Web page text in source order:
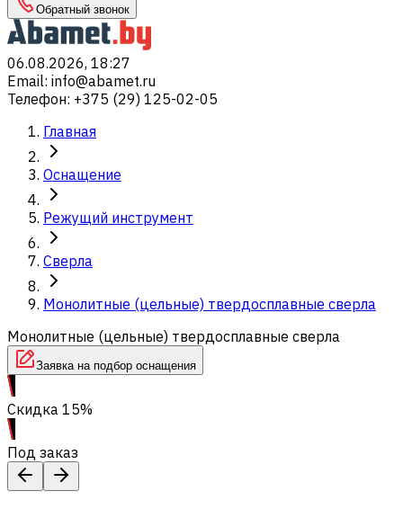
Обратный звонок
06.08.2026, 18:27
Email: info@abamet.ru
Телефон: +375 (29) 125-02-05
Главная
Оснащение
Режущий инструмент
Сверла
Монолитные (цельные) твердосплавные сверла
Монолитные (цельные) твердосплавные сверла
Заявка на подбор оснащения
Скидка 15%
Под заказ